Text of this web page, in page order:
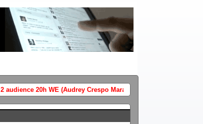
(Vidéo) L'Italie ferme